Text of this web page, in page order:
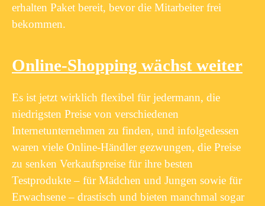
erhalten Paket bereit, bevor die Mitarbeiter frei
bekommen.
Online-Shopping wächst weiter
Es ist jetzt wirklich flexibel für jedermann, die
niedrigsten Preise von verschiedenen
Internetunternehmen zu finden, und infolgedessen
waren viele Online-Händler gezwungen, die Preise
zu senken Verkaufspreise für ihre besten
Testprodukte – für Mädchen und Jungen sowie für
Erwachsene – drastisch und bieten manchmal sogar